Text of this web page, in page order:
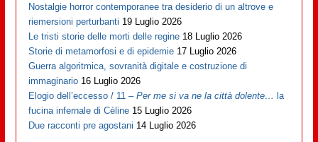
Nostalgie horror contemporanee tra desiderio di un altrove e
riemersioni perturbanti 19 Luglio 2026
Le tristi storie delle morti delle regine 18 Luglio 2026
Storie di metamorfosi e di epidemie 17 Luglio 2026
Guerra algoritmica, sovranità digitale e costruzione di
immaginario 16 Luglio 2026
Elogio dell’eccesso / 11 –Per me si va ne la città dolente… la
fucina infernale di Cèline 15 Luglio 2026
Due racconti pre agostani 14 Luglio 2026